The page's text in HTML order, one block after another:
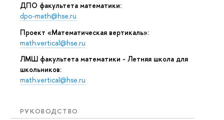
ДПО факультета математики:
dpo-math@hse.ru
Проект «Математическая вертикаль»:
math.vertical@hse.ru
ЛМШ факультета математики - Летняя школа для
школьников:
math.vertical@hse.ru
РУКОВОДСТВО